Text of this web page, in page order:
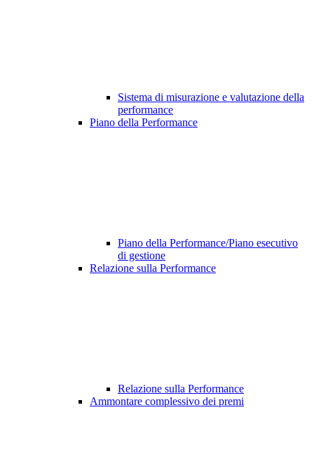
Sistema di misurazione e valutazione della
performance
Piano della Performance
Piano della Performance/Piano esecutivo
di gestione
Relazione sulla Performance
Relazione sulla Performance
Ammontare complessivo dei premi